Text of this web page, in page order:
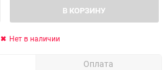
В КОРЗИНУ
Нет в наличии
Оплата